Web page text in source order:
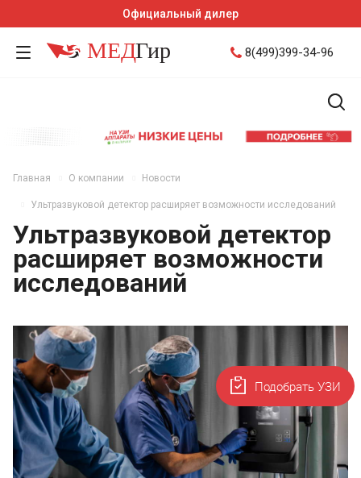
Официальный дилер
8(499)399-34-96
Главная О компании Новости
Ультразвуковой детектор расширяет возможности исследований
Ультразвуковой детектор
расширяет возможности
исследований
Подобрать УЗИ